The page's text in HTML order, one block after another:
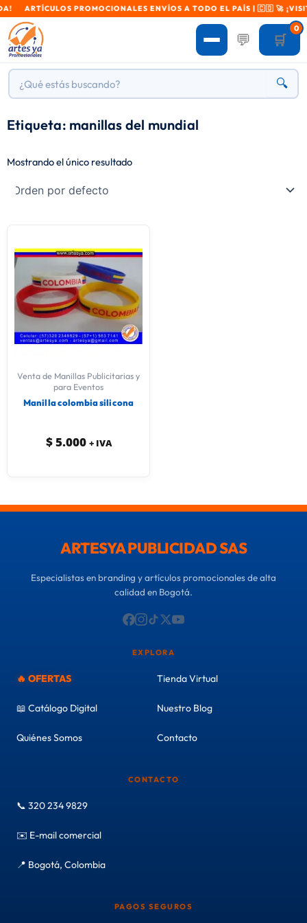
PROMOCIONALES ENVÍOS A TODO EL PAÍS | 🇨🇴 🚀
💬 🛒
0
🔍
Etiqueta: manillas del mundial
Mostrando el único resultado
Venta de Manillas Publicitarias y
para Eventos
Manilla colombia silicona
$5.000 + IVA
ARTESYA PUBLICIDAD SAS
Especialistas en branding y artículos promocionales de alta
calidad en Bogotá.
EXPLORA
🔥 OFERTAS Tienda Virtual
📖 Catálogo Digital Nuestro Blog
Quiénes Somos Contacto
CONTACTO
📞 320 234 9829
✉️ E-mail comercial
📍 Bogotá, Colombia
PAGOS SEGUROS